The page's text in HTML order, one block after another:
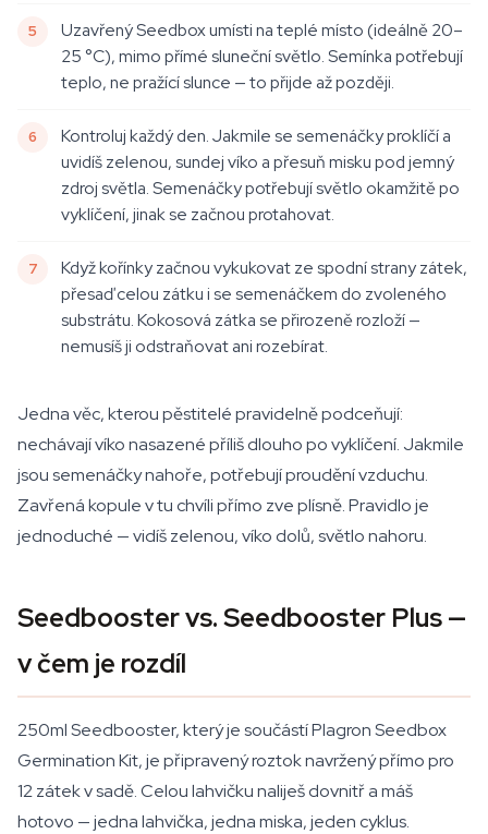
Uzavřený Seedbox umísti na teplé místo (ideálně 20–
25 °C), mimo přímé sluneční světlo. Semínka potřebují
teplo, ne pražící slunce — to přijde až později.
Kontroluj každý den. Jakmile se semenáčky proklíčí a
uvidíš zelenou, sundej víko a přesuň misku pod jemný
zdroj světla. Semenáčky potřebují světlo okamžitě po
vyklíčení, jinak se začnou protahovat.
Když kořínky začnou vykukovat ze spodní strany zátek,
přesaď celou zátku i se semenáčkem do zvoleného
substrátu. Kokosová zátka se přirozeně rozloží —
nemusíš ji odstraňovat ani rozebírat.
Jedna věc, kterou pěstitelé pravidelně podceňují:
nechávají víko nasazené příliš dlouho po vyklíčení. Jakmile
jsou semenáčky nahoře, potřebují proudění vzduchu.
Zavřená kopule v tu chvíli přímo zve plísně. Pravidlo je
jednoduché — vidíš zelenou, víko dolů, světlo nahoru.
Seedbooster vs. Seedbooster Plus —
v čem je rozdíl
250ml Seedbooster, který je součástí Plagron Seedbox
Germination Kit, je připravený roztok navržený přímo pro
12 zátek v sadě. Celou lahvičku naliješ dovnitř a máš
hotovo — jedna lahvička, jedna miska, jeden cyklus.